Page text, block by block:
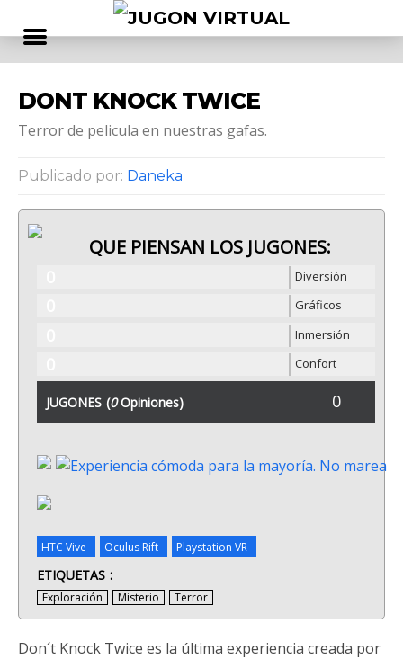
DONT KNOCK TWICE
Terror de pelicula en nuestras gafas.
Publicado por: Daneka
QUE PIENSAN LOS JUGONES:
Diversión
Gráficos
Inmersión
Confort
JUGONES (0Opiniones) 0
HTC Vive Oculus Rift Playstation VR
ETIQUETAS
Exploración Misterio Terror
Don´t Knock Twice es la última experiencia creada por